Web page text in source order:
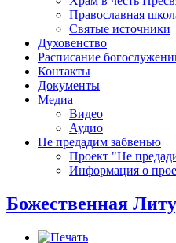
Православная
Святые источники
Духовенство
Расписание
Контакты
Документы
Медиа
Видео
Аудио
Не предадим забвенью
Проект "Не
Информация о
Божественная